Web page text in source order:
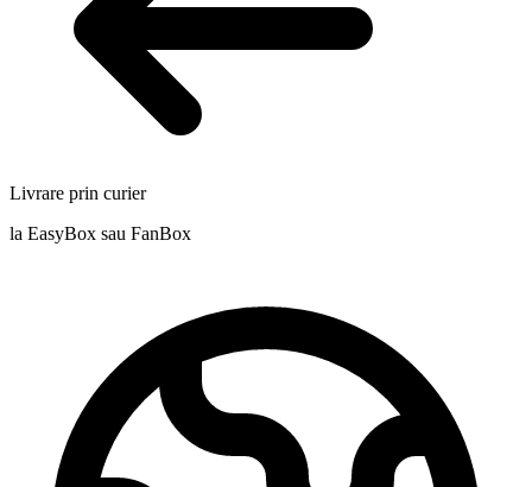
Livrare prin curier
la EasyBox sau FanBox